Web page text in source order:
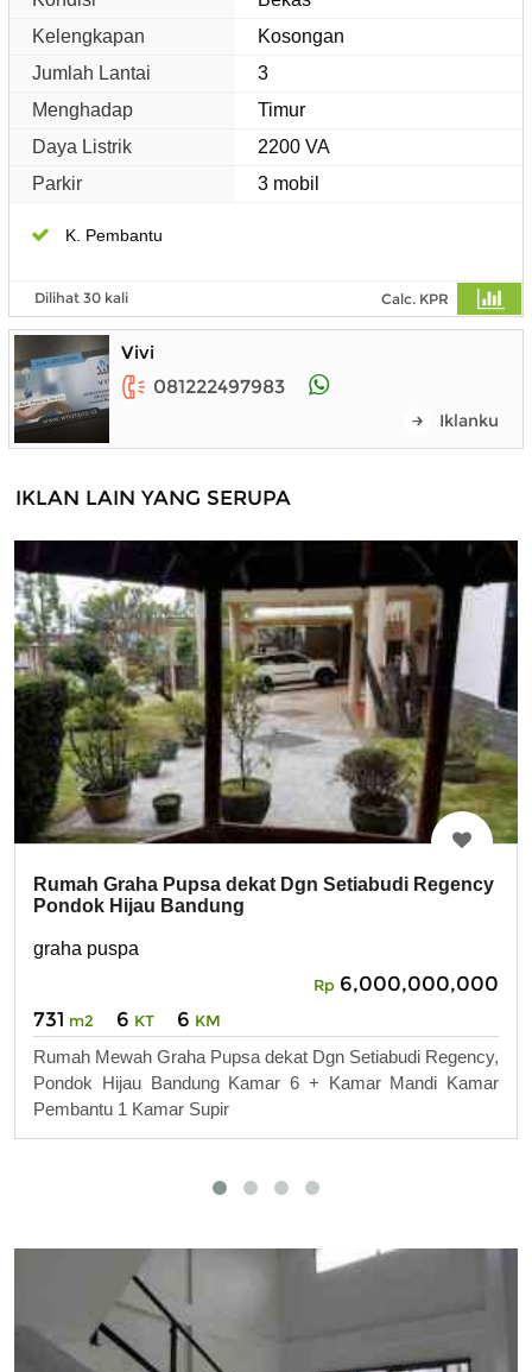
Kelengkapan
Kosongan
Jumlah Lantai
3
Menghadap
Timur
Daya Listrik
2200 VA
Parkir
3 mobil
K. Pembantu
Dilihat 30 kali Calc. KPR
Vivi
081222497983
Iklanku
IKLAN LAIN YANG SERUPA
Rumah Graha Pupsa dekat Dgn Setiabudi Regency
Pondok Hijau Bandung
graha puspa
Rp 6,000,000,000
731 m2 6 KT 6 KM
Rumah Mewah Graha Pupsa dekat Dgn Setiabudi Regency,
Pondok Hijau Bandung Kamar 6 + Kamar Mandi Kamar
Pembantu 1 Kamar Supir